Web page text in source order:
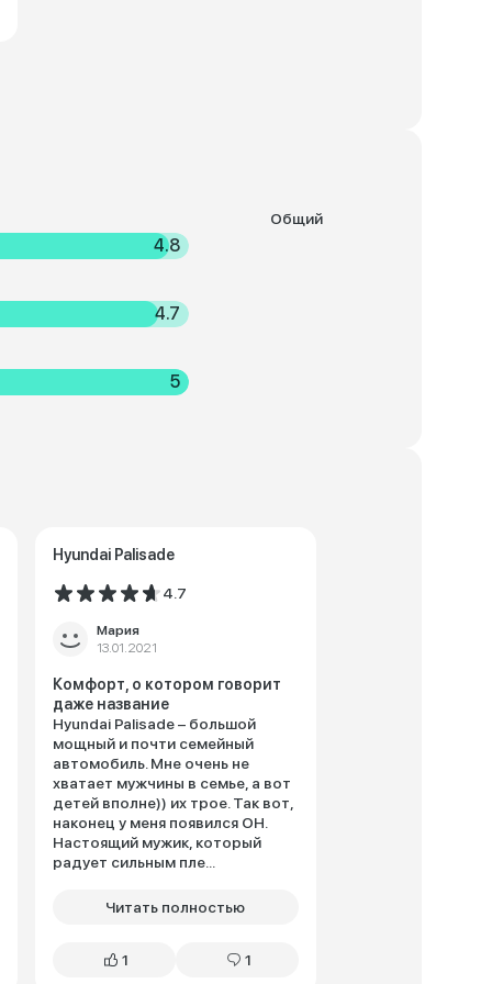
4.8
4.7
5
Общий
Hyundai Palisade
4.7
Мария
13.01.2021
Комфорт, о котором говорит
даже название
Hyundai Palisade – большой
мощный и почти семейный
автомобиль. Мне очень не
хватает мужчины в семье, а вот
детей вполне)) их трое. Так вот,
наконец у меня появился ОН.
Настоящий мужик, который
радует сильным пле...
Читать полностью
1 1